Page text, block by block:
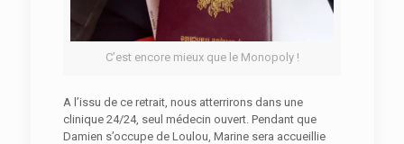
C’est encore mieux que le Monopoly !
A l’issu de ce retrait, nous atterrirons dans une
clinique 24/24, seul médecin ouvert. Pendant que
Damien s’occupe de Loulou, Marine sera accueillie